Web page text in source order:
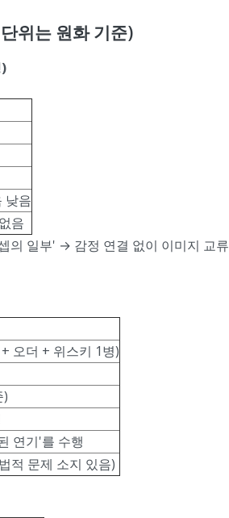
위는 원화 기준)
낮음
음
의 일부' → 감정 연결 없이 이미지 교류
오더 + 위스키 1병)
연기'를 수행
적 문제 소지 있음)